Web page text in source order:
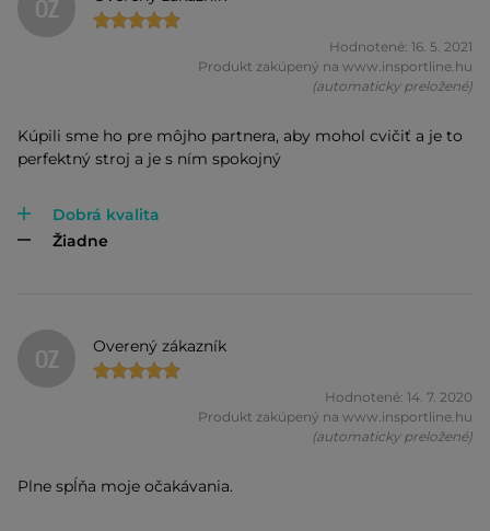
OZ
Hodnotené: 16. 5. 2021
Produkt zakúpený na www.insportline.hu
(automaticky preložené)
Kúpili sme ho pre môjho partnera, aby mohol cvičiť a je to
perfektný stroj a je s ním spokojný
Dobrá kvalita
Žiadne
OZ Overený zákazník
Hodnotené: 14. 7. 2020
Produkt zakúpený na www.insportline.hu
(automaticky preložené)
Plne spĺňa moje očakávania.